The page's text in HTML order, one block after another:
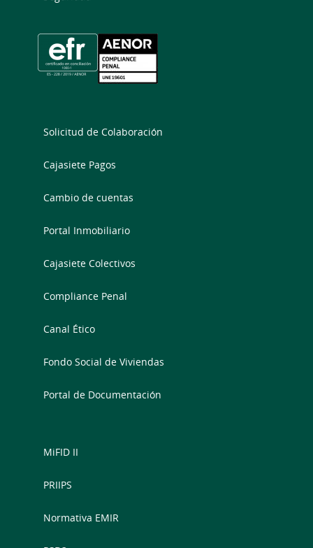
Solicitud de Colaboración
Cajasiete Pagos
Cambio de cuentas
Portal Inmobiliario
Cajasiete Colectivos
Compliance Penal
Canal Ético
Fondo Social de Viviendas
Portal de Documentación
MiFID II
PRIIPS
Normativa EMIR